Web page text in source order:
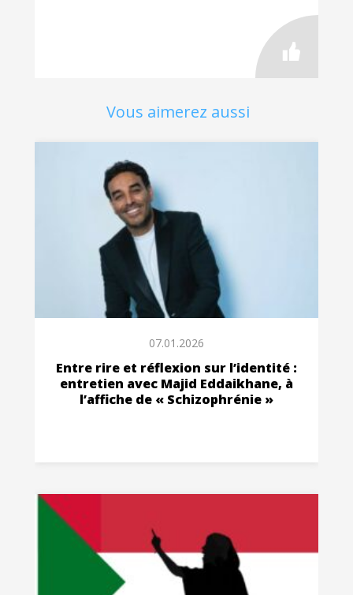
Vous aimerez aussi
07.01.2026
Entre rire et réflexion sur l’identité :
entretien avec Majid Eddaikhane, à
l’affiche de « Schizophrénie »